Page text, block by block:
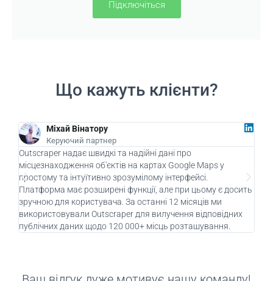
Підключіться
Що кажуть клієнти?
Міхай Вінатору
Керуючий партнер
Outscraper надає швидкі та надійні дані про
місцезнаходження об'єктів на картах Google Maps у
простому та інтуїтивно зрозумілому інтерфейсі.
Платформа має розширені функції, але при цьому є досить
зручною для користувача. За останні 12 місяців ми
використовували Outscraper для вилучення відповідних
публічних даних щодо 120 000+ місць розташування.